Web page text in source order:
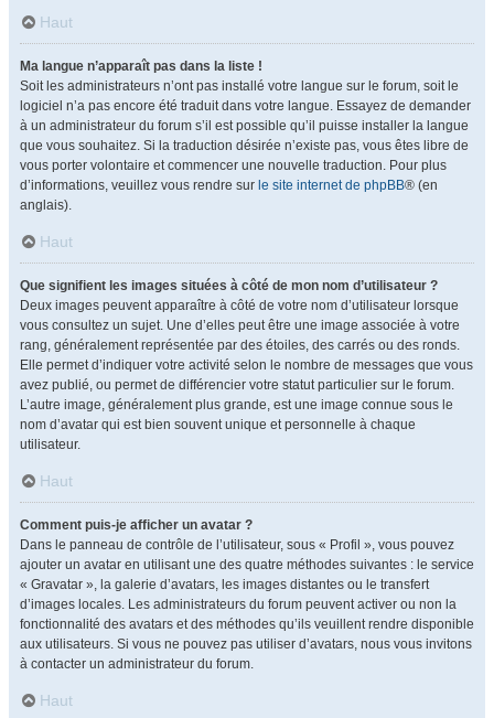
Haut
Ma langue n’apparaît pas dans la liste !
Soit les administrateurs n’ont pas installé votre langue sur le forum, soit le
logiciel n’a pas encore été traduit dans votre langue. Essayez de demander
à un administrateur du forum s’il est possible qu’il puisse installer la langue
que vous souhaitez. Si la traduction désirée n’existe pas, vous êtes libre de
vous porter volontaire et commencer une nouvelle traduction. Pour plus
d’informations, veuillez vous rendre sur le site internet de phpBB® (en
anglais).
Haut
Que signifient les images situées à côté de mon nom d’utilisateur ?
Deux images peuvent apparaître à côté de votre nom d’utilisateur lorsque
vous consultez un sujet. Une d’elles peut être une image associée à votre
rang, généralement représentée par des étoiles, des carrés ou des ronds.
Elle permet d’indiquer votre activité selon le nombre de messages que vous
avez publié, ou permet de différencier votre statut particulier sur le forum.
L’autre image, généralement plus grande, est une image connue sous le
nom d’avatar qui est bien souvent unique et personnelle à chaque
utilisateur.
Haut
Comment puis-je afficher un avatar ?
Dans le panneau de contrôle de l’utilisateur, sous « Profil », vous pouvez
ajouter un avatar en utilisant une des quatre méthodes suivantes : le service
« Gravatar », la galerie d’avatars, les images distantes ou le transfert
d’images locales. Les administrateurs du forum peuvent activer ou non la
fonctionnalité des avatars et des méthodes qu’ils veuillent rendre disponible
aux utilisateurs. Si vous ne pouvez pas utiliser d’avatars, nous vous invitons
à contacter un administrateur du forum.
Haut